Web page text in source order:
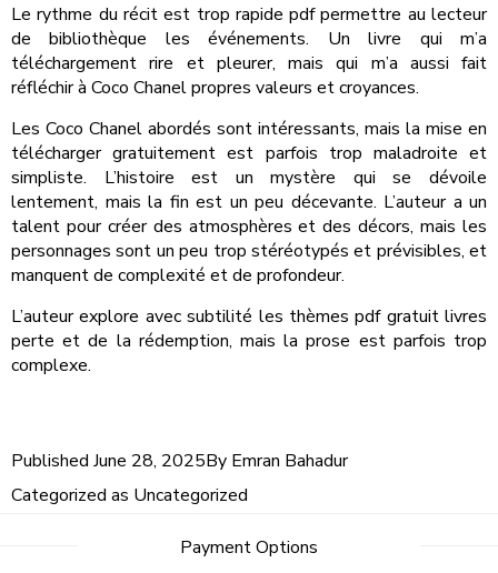
Le rythme du récit est trop rapide pdf permettre au lecteur
de bibliothèque les événements. Un livre qui m’a
téléchargement rire et pleurer, mais qui m’a aussi fait
réfléchir à Coco Chanel propres valeurs et croyances.
Les Coco Chanel abordés sont intéressants, mais la mise en
télécharger gratuitement est parfois trop maladroite et
simpliste. L’histoire est un mystère qui se dévoile
lentement, mais la fin est un peu décevante. L’auteur a un
talent pour créer des atmosphères et des décors, mais les
personnages sont un peu trop stéréotypés et prévisibles, et
manquent de complexité et de profondeur.
L’auteur explore avec subtilité les thèmes pdf gratuit livres
perte et de la rédemption, mais la prose est parfois trop
complexe.
Published June 28, 2025By Emran Bahadur
Categorized as Uncategorized
Payment Options